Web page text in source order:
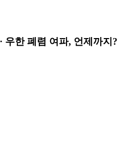
우한 폐렴 여파, 언제까지?